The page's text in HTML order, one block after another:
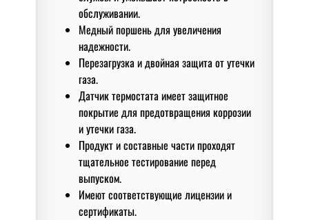
обслуживании.
Медный поршень для увеличения
надежности.
Перезагрузка и двойная защита от утечки
газа.
Датчик термостата имеет защитное
покрытие для предотвращения коррозии
и утечки газа.
Продукт и составные части проходят
тщательное тестирование перед
выпуском.
Имеют соответствующие лицензии и
сертификаты.